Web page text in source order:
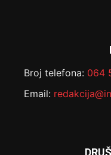
Broj telefona: 064
Email: